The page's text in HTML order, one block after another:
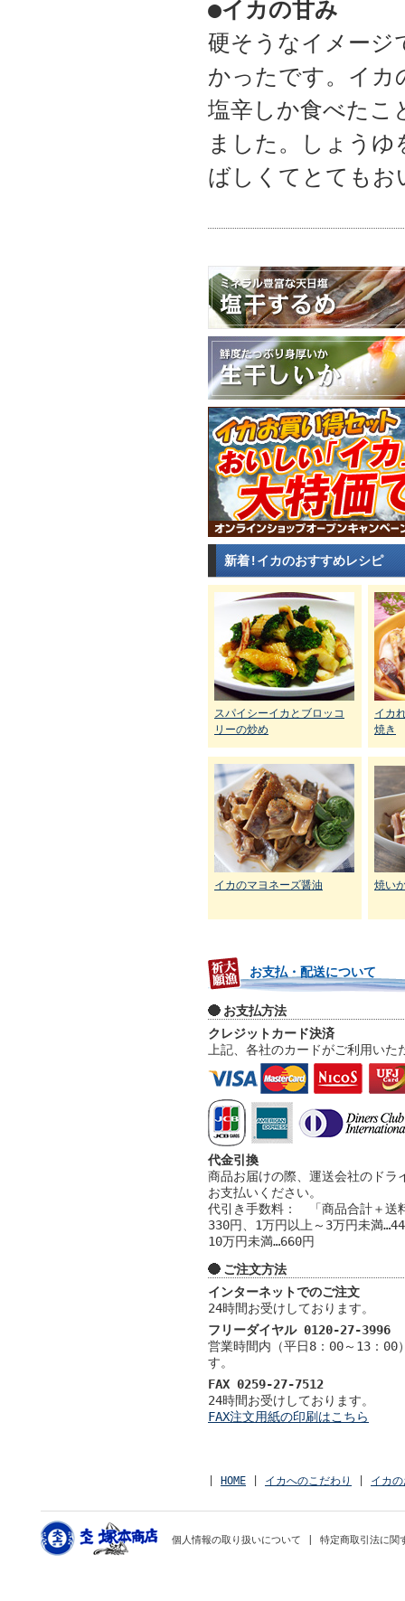
●イカの甘み
硬そうなイメージ
かったです。イカ
塩辛しか食べたこ
ました。しょう
ばしくてとても
新着!イカのおすすめレシピ
スパイシーイカとブロッコ
リーの炒め
イカ
焼き
イカのマヨネーズ醤油 焼い
お支払・配送について
お支払方法
クレジットカード決済
上記、各社のカードがご利用いた
代金引換
商品お届けの際、運送会社のドラ
お支払いください。
代引き手数料： 「商品合計＋送
330円、1万円以上～3万円未満
10万円未満…660円
ご注文方法
インターネットでのご注文
24時間お受けしております。
フリーダイヤル 0120-27-3996
営業時間内（平日8：00～13：00
す。
FAX 0259-27-7512
24時間お受けしております。
FAX注文用紙の印刷はこちら
HOME イカへのこだわり イカ
個人情報の取り扱いについて 特定商取引法に関